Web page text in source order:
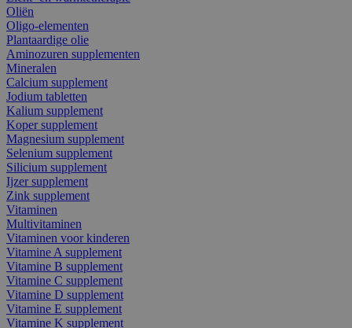
Oliën
Oligo-elementen
Plantaardige olie
Aminozuren supplementen
Mineralen
Calcium supplement
Jodium tabletten
Kalium supplement
Koper supplement
Magnesium supplement
Selenium supplement
Silicium supplement
Ijzer supplement
Zink supplement
Vitaminen
Multivitaminen
Vitaminen voor kinderen
Vitamine A supplement
Vitamine B supplement
Vitamine C supplement
Vitamine D supplement
Vitamine E supplement
Vitamine K supplement